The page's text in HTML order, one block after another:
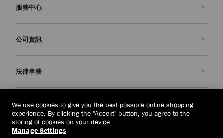
常見問題解答
申請退貨
送貨
服務中心
定制服務
保修服務
公司資訊
我們的歷史
我們的影響與責任
我們的影響
法律事務
條款與條件
被遺忘權
柬埔寨(៛)
We use cookies to give you the best possible online shopping
experience. By clicking the "Accept" button, you agree to the
storing of cookies on your device.
Manage Settings